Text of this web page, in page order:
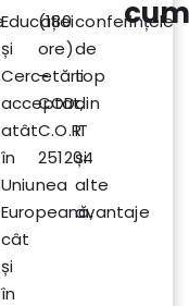
Educației
și
Cercetării
acceptat,
atât
în
Uniunea
Europeană,
cât
și
în
(180
ore)
–
COD
C.O.R.
251204
conferințele
de
top
din
IT
și
alte
avantaje